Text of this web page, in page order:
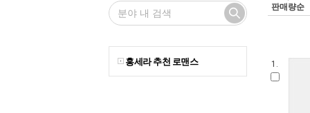
홍세라 추천 로맨스
판매량순
1.